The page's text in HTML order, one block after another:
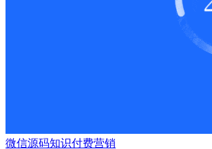
微信源码知识付费营销